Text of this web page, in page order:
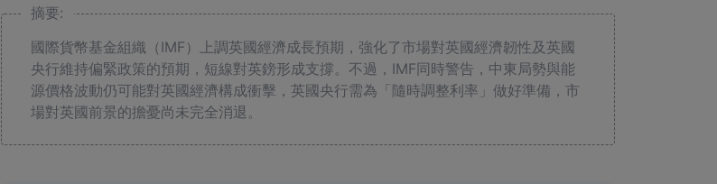
摘要:
國際貨幣基金組織（IMF）上調英國經濟成長預期，強化了市場對英國經濟韌性及英國
央行維持偏緊政策的預期，短線對英鎊形成支撐。不過，IMF同時警告，中東局勢與能
源價格波動仍可能對英國經濟構成衝擊，英國央行需為「隨時調整利率」做好準備，市
場對英國前景的擔憂尚未完全消退。